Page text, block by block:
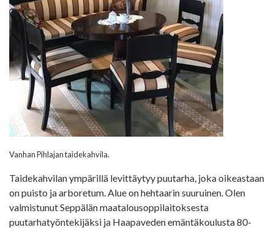
Vanhan Pihlajan taidekahvila.
Taidekahvilan ympärillä levittäytyy puutarha, joka oikeastaan
on puisto ja arboretum. Alue on hehtaarin suuruinen. Olen
valmistunut Seppälän maatalousoppilaitoksesta
puutarhatyöntekijäksi ja Haapaveden emäntäkoulusta 80-